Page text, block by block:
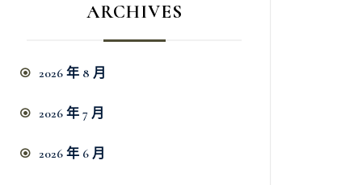
ARCHIVES
2026 年 8 月
2026 年 7 月
2026 年 6 月